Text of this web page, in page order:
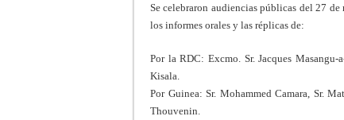
Se celebraron audiencias públicas del 27
los informes orales y las réplicas de:
Por la RDC: Excmo. Sr. Jacques
Kisala.
Por Guinea: Sr. Mohammed Camara, Sr.
Thouvenin.